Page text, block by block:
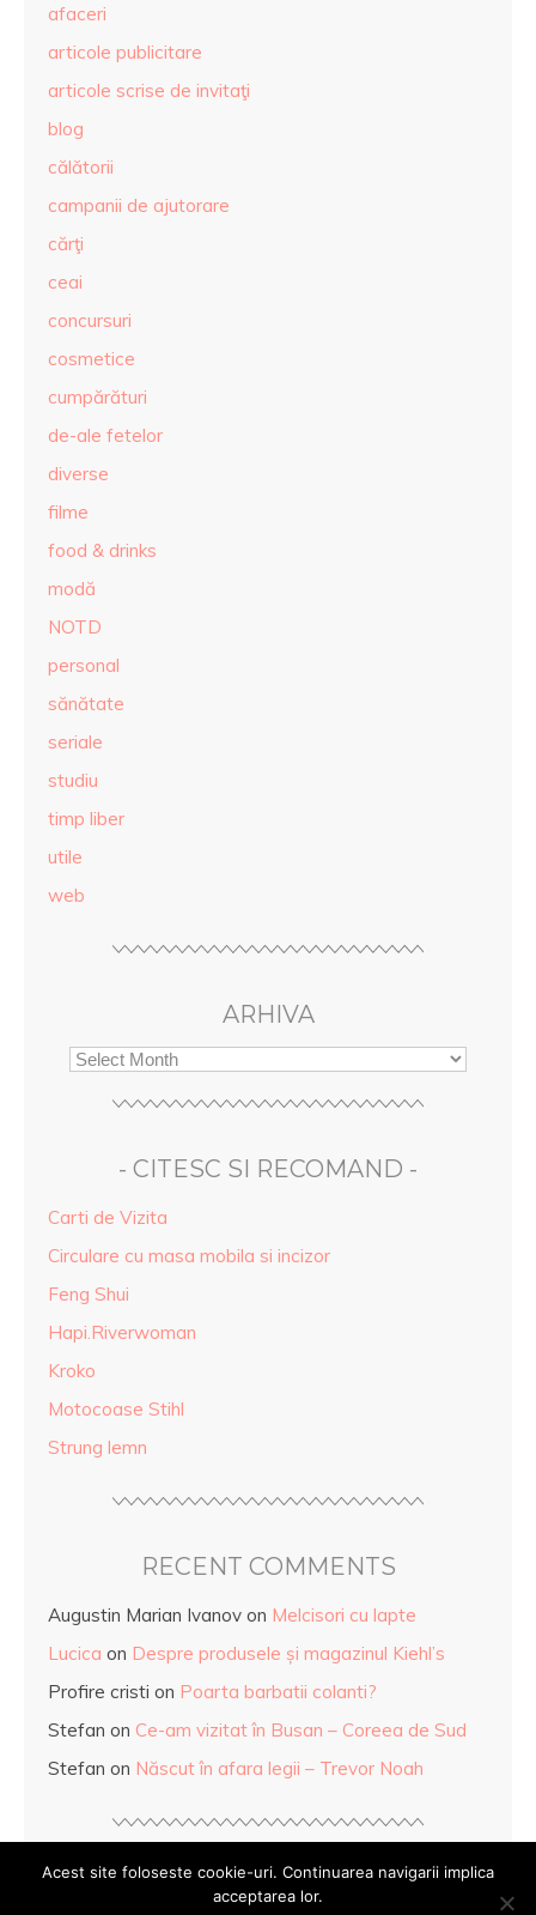
afaceri
articole publicitare
articole scrise de invitaţi
blog
călătorii
campanii de ajutorare
cărţi
ceai
concursuri
cosmetice
cumpărături
de-ale fetelor
diverse
filme
food & drinks
modă
NOTD
personal
sănătate
seriale
studiu
timp liber
utile
web
ARHIVA
- CITESC SI RECOMAND -
Carti de Vizita
Circulare cu masa mobila si incizor
Feng Shui
Hapi.Riverwoman
Kroko
Motocoase Stihl
Strung lemn
RECENT COMMENTS
Augustin Marian Ivanov on Melcisori cu lapte
Lucica on Despre produsele și magazinul Kiehl’s
Profire cristi on Poarta barbatii colanti?
Stefan on Ce-am vizitat în Busan – Coreea de Sud
Stefan on Născut în afara legii – Trevor Noah
Mihaela Anghel2026. Powered by
Acest site foloseste cookie-uri. Continuarea navigarii implica
acceptarea lor.